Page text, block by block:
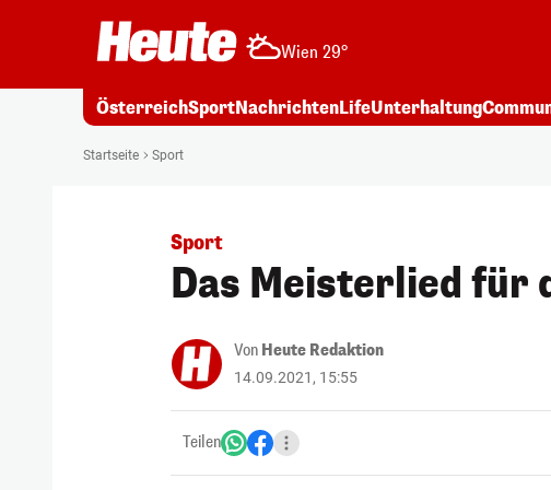
Wien 29°
ÖsterreichSportNachrichtenLifeUnterhaltung
Startseite Sport
Sport
Das Meisterlied für
Von Heute Redaktion
14.09.2021, 15:55
Teilen